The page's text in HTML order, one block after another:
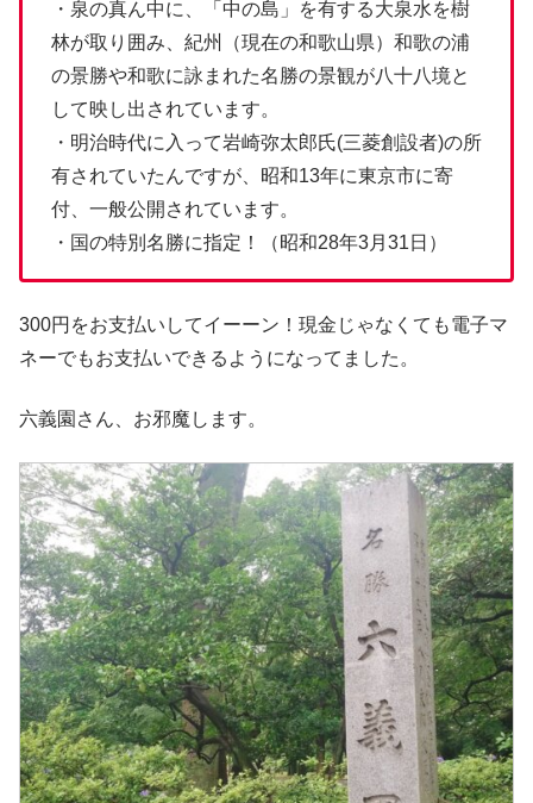
・泉の真ん中に、「中の島」を有する大泉水を樹
林が取り囲み、紀州（現在の和歌山県）和歌の浦
の景勝や和歌に詠まれた名勝の景観が八十八境と
して映し出されています。
・明治時代に入って岩崎弥太郎氏(三菱創設者)の所
有されていたんですが、昭和13年に東京市に寄
付、一般公開されています。
・国の特別名勝に指定！（昭和28年3月31日）
300円をお支払いしてイーーン！現金じゃなくても電子マ
ネーでもお支払いできるようになってました。
六義園さん、お邪魔します。